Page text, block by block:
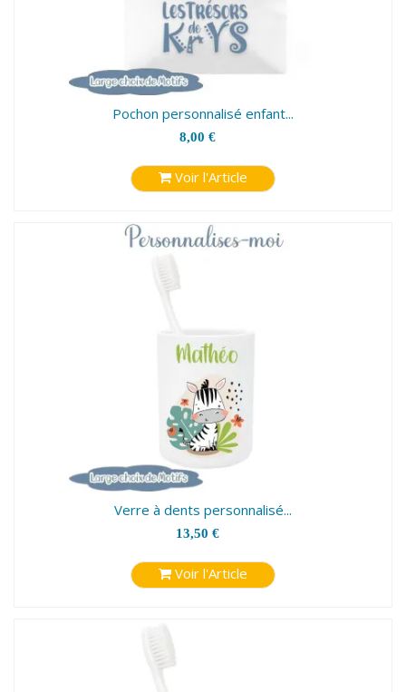
Pochon personnalisé enfant...
8,00 €
Voir l'Article
Verre à dents personnalisé...
13,50 €
Voir l'Article